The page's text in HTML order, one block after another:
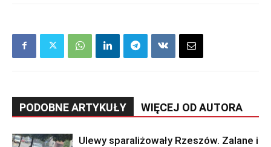
PODOBNE ARTYKUŁY WIĘCEJ OD AUTORA
Ulewy sparaliżowały Rzeszów. Zalane i